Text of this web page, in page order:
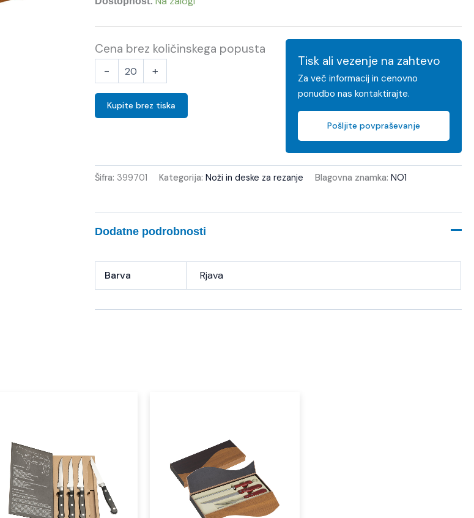
Cena brez količinskega popusta
- +
Kupite brez tiska
Tisk ali vezenje na zahtevo
Za več informacij in cenovno
ponudbo nas kontaktirajte.
Pošljite povpraševanje
Šifra: 399701 Kategorija:Noži in deske za rezanje Blagovna znamka:NO1
Dodatne podrobnosti
Barva Rjava